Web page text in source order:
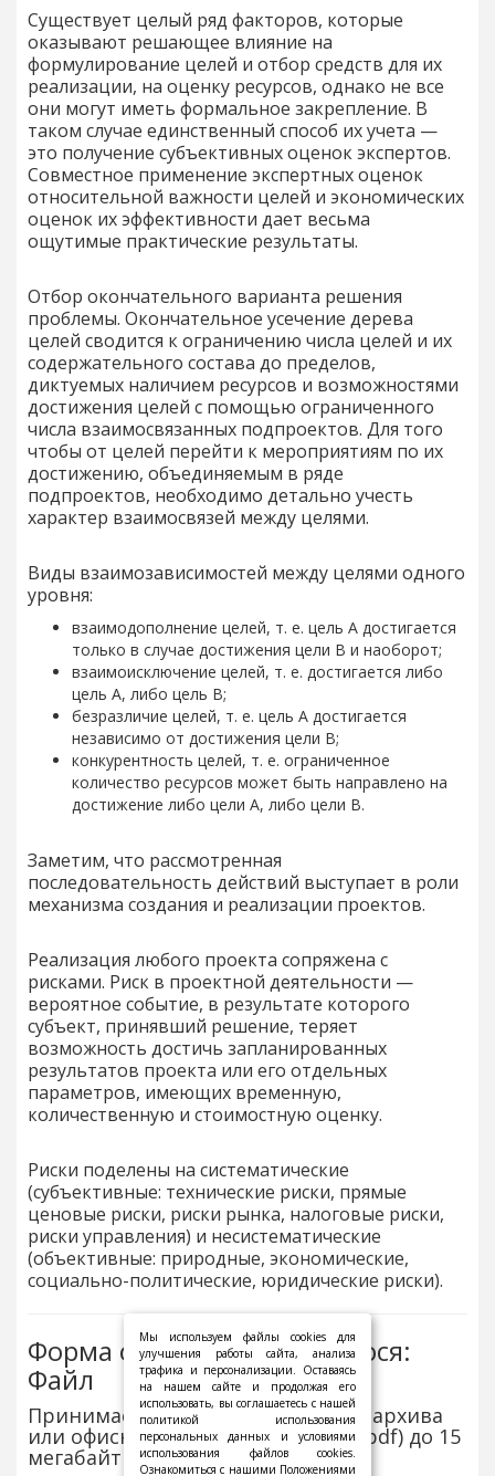
Существует целый ряд факторов, которые
оказывают решающее влияние на
формулирование целей и отбор средств для их
реализации, на оценку ресурсов, однако не все
они могут иметь формальное закрепление. В
таком случае единственный способ их учета —
это получение субъективных оценок экспертов.
Совместное применение экспертных оценок
относительной важности целей и экономических
оценок их эффективности дает весьма
ощутимые практические результаты.
Отбор окончательного варианта решения
проблемы. Окончательное усечение дерева
целей сводится к ограничению числа целей и их
содержательного состава до пределов,
диктуемых наличием ресурсов и возможностями
достижения целей с помощью ограниченного
числа взаимосвязанных подпроектов. Для того
чтобы от целей перейти к мероприятиям по их
достижению, объединяемым в ряде
подпроектов, необходимо детально учесть
характер взаимосвязей между целями.
Виды взаимозависимостей между целями одного
уровня:
взаимодополнение целей, т. е. цель А достигается
только в случае достижения цели В и наоборот;
взаимоисключение целей, т. е. достигается либо
цель А, либо цель В;
безразличие целей, т. е. цель А достигается
независимо от достижения цели В;
конкурентность целей, т. е. ограниченное
количество ресурсов может быть направлено на
достижение либо цели А, либо цели В.
Заметим, что рассмотренная
последовательность действий выступает в роли
механизма создания и реализации проектов.
Реализация любого проекта сопряжена с
рисками. Риск в проектной деятельности —
вероятное событие, в результате которого
субъект, принявший решение, теряет
возможность достичь запланированных
результатов проекта или его отдельных
параметров, имеющих временную,
количественную и стоимостную оценку.
Риски поделены на систематические
(субъективные: технические риски, прямые
ценовые риски, риски рынка, налоговые риски,
риски управления) и несистематические
(объективные: природные, экономические,
социально-политические, юридические риски).
Форма отчёта обучающегося:
Файл
Принимается Файл изображения, архива
или офисного документа (в т.ч. и pdf) до 15
мегабайт
Мы используем файлы cookies для
улучшения работы сайта, анализа
трафика и персонализации. Оставаясь
на нашем сайте и продолжая его
использовать, вы соглашаетесь с нашей
политикой использования
персональных данных и условиями
использования файлов cookies.
Ознакомиться с нашими Положениями